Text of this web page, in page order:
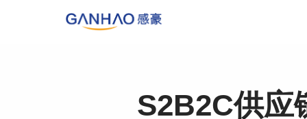
S2B2C供应